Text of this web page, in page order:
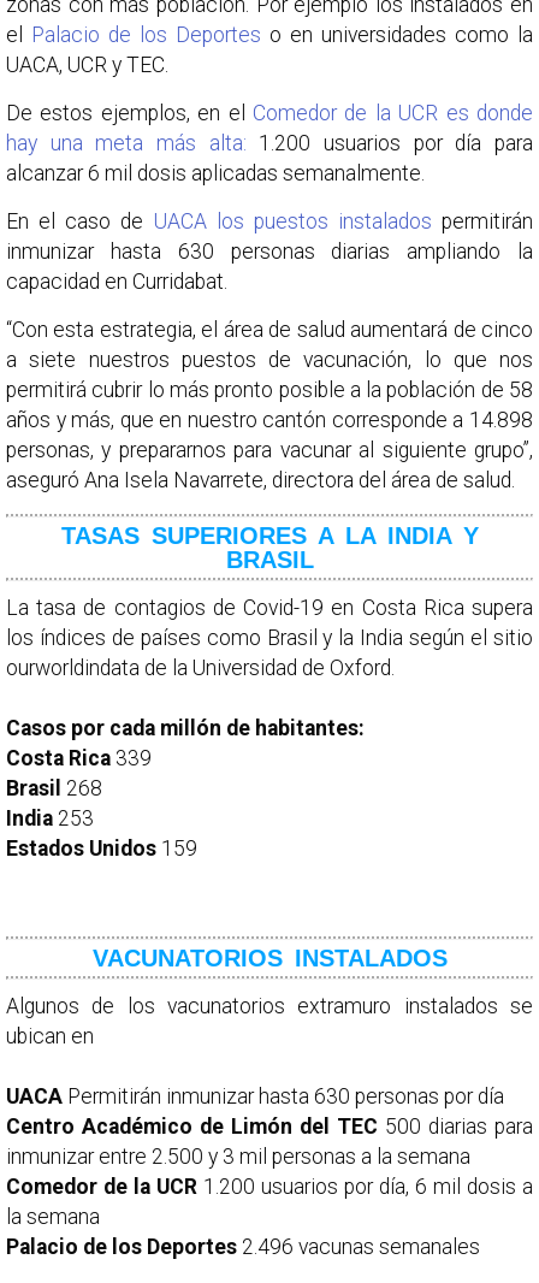
zonas con más población. Por ejemplo los instalados en
el
Palacio de los Deportes o en universidades como la
UACA, UCR y TEC.
De estos ejemplos, en el Comedor de la UCR es donde
hay una meta más alta: 1.200 usuarios por día para
alcanzar 6 mil dosis aplicadas semanalmente.
En el caso de UACA los puestos instalados permitirán
inmunizar hasta 630 personas diarias ampliando la
capacidad en Curridabat.
“Con esta estrategia, el área de salud aumentará de cinco
a siete nuestros puestos de vacunación, lo que nos
permitirá cubrir lo más pronto posible a la población de 58
años y más, que en nuestro cantón corresponde a 14.898
personas, y prepararnos para vacunar al siguiente grupo”,
aseguró Ana Isela Navarrete, directora del área de salud.
TASAS SUPERIORES A LA INDIA Y
BRASIL
La tasa de contagios de Covid-19 en Costa Rica supera
los índices de países como Brasil y la India según el sitio
ourworldindata de la Universidad de Oxford.
Casos por cada millón de habitantes:
Costa Rica 339
Brasil 268
India 253
Estados Unidos 159
VACUNATORIOS INSTALADOS
Algunos de los vacunatorios extramuro instalados se
ubican en
UACA Permitirán inmunizar hasta 630 personas por día
Centro Académico de Limón del TEC 500 diarias para
inmunizar entre 2.500 y 3 mil personas a la semana
Comedor de la UCR 1.200 usuarios por día, 6 mil dosis a
la semana
Palacio de los Deportes 2.496 vacunas semanales